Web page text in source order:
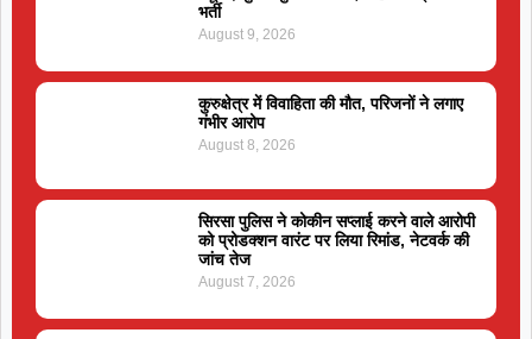
भर्ती
August 9, 2026
कुरुक्षेत्र में विवाहिता की मौत, परिजनों ने लगाए
गंभीर आरोप
August 8, 2026
सिरसा पुलिस ने कोकीन सप्लाई करने वाले आरोपी
को प्रोडक्शन वारंट पर लिया रिमांड, नेटवर्क की
जांच तेज
August 7, 2026